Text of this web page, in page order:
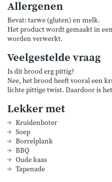
Allergenen
Bevat: tarwe (gluten) en melk.
Het product wordt gemaakt in
worden verwerkt.
Veelgestelde vraag
Is dit brood erg pittig?
Nee, het brood heeft vooral een
lichte pittige twist. Daardoor is
Lekker met
Kruidenboter
Soep
Borrelplank
BBQ
Oude kaas
Tapenade